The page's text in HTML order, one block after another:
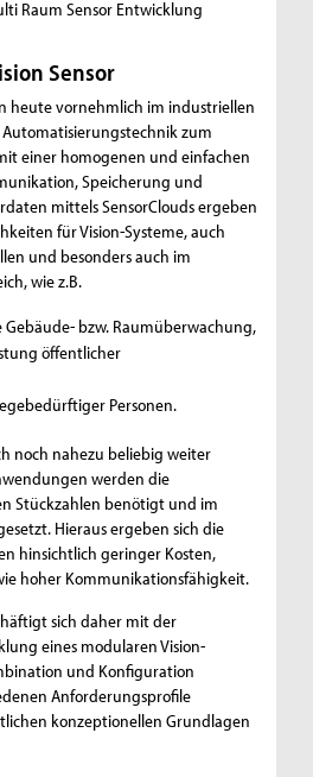
Raum Sensor Entwicklung
Sensor
heute vornehmlich im industriellen
zum
einer homogenen und einfachen
Speicherung und
mittels SensorClouds ergeben
für Vision-Systeme, auch
und besonders auch im
wie z.B.
Gebäude- bzw. Raumüberwachung,
öffentlicher
Personen.
noch nahezu beliebig weiter
werden die
Stückzahlen benötigt und im
Hieraus ergeben sich die
hinsichtlich geringer Kosten,
hoher Kommunikationsfähigkeit.
sich daher mit der
eines modularen Vision-
und Konfiguration
Anforderungsprofile
konzeptionellen Grundlagen